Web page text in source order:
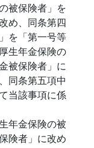
被保険者」を
め、同条第四
を「第一号等
生年金保険の
被保険者」に
同条第五項中
当該事項に係
年金保険の被
険者」に改め